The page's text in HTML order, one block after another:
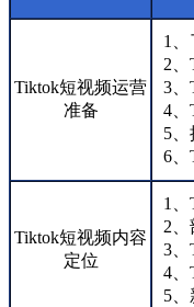
Tiktok短视频运营
准备
1
2
3、
4、
5
6、
Tiktok短视频内容
定位
1
2
3、
4、
5